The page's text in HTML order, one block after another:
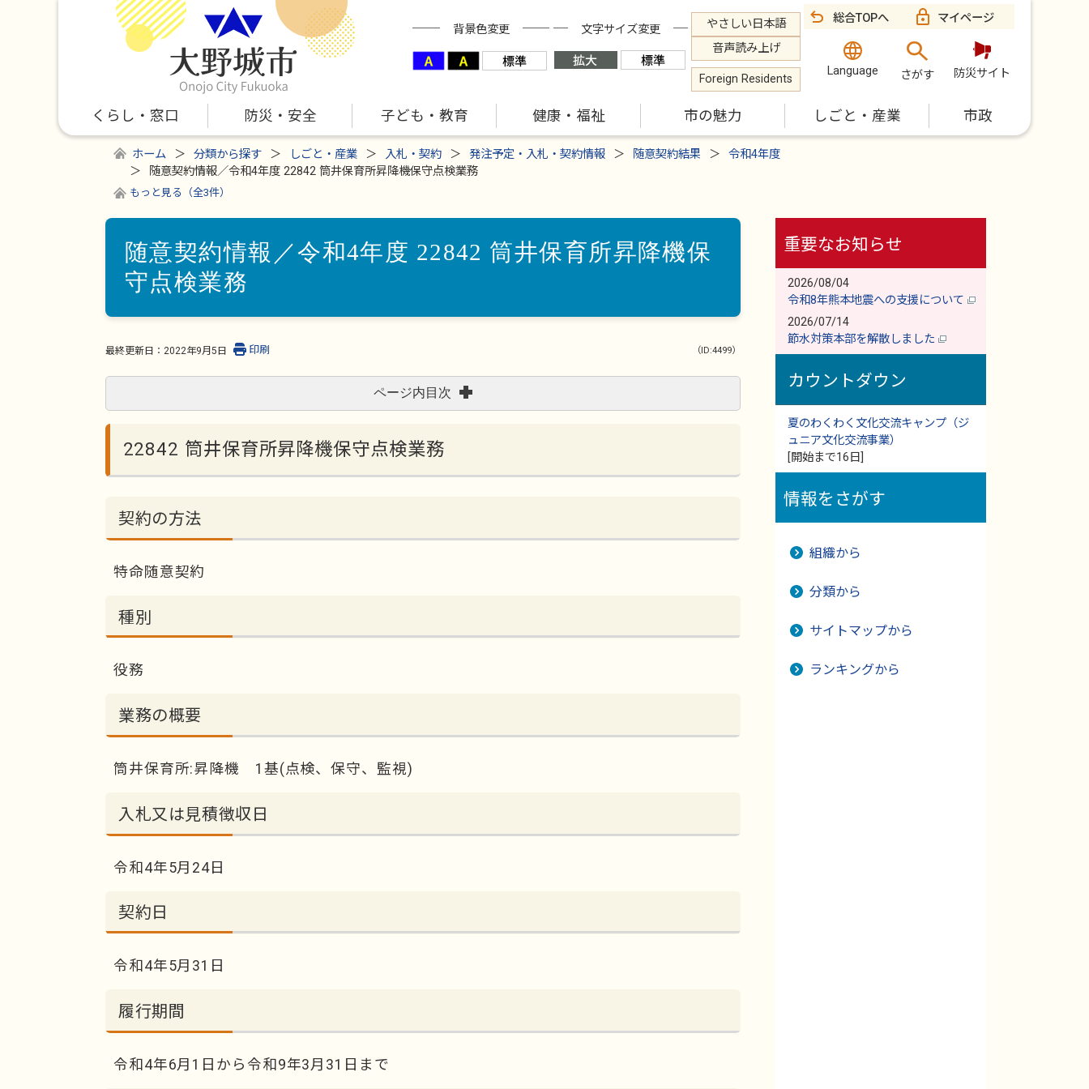
背景色変更 文字サイズ変更
やさしい日本語
音声読み上げ
Foreign Residents
総合TOPへ マイページ
Language さがす 防災サイト
くらし・窓口 防災・安全 子ども・教育 健康・福祉 市の魅力 しごと・産業 市政
ホーム 分類から探す しごと・産業 入札・契約 発注予定・入札・契約情報 随意契約結果
令和4年度
随意契約情報／令和4年度 22842 筒井保育所昇降機保守点検業務
もっと見る（全3件）
随意契約情報／令和4年度 22842 筒井保育所昇降機保
守点検業務
最終更新日： 2022年9月5日 （ID:4499）
印刷
ページ内目次
22842 筒井保育所昇降機保守点検業務
契約の方法
特命随意契約
種別
役務
業務の概要
筒井保育所:昇降機 1基(点検、保守、監視)
入札又は見積徴収日
令和4年5月24日
契約日
令和4年5月31日
履行期間
令和4年6月1日から令和9年3月31日まで
重要なお知らせ
2026/08/04
令和8年熊本地震への支援について
2026/07/14
節水対策本部を解散しました
カウントダウン
夏のわくわく文化交流キャンプ（ジ
ュニア文化交流事業）
[開始まで16日]
情報をさがす
組織から
分類から
サイトマップから
ランキングから